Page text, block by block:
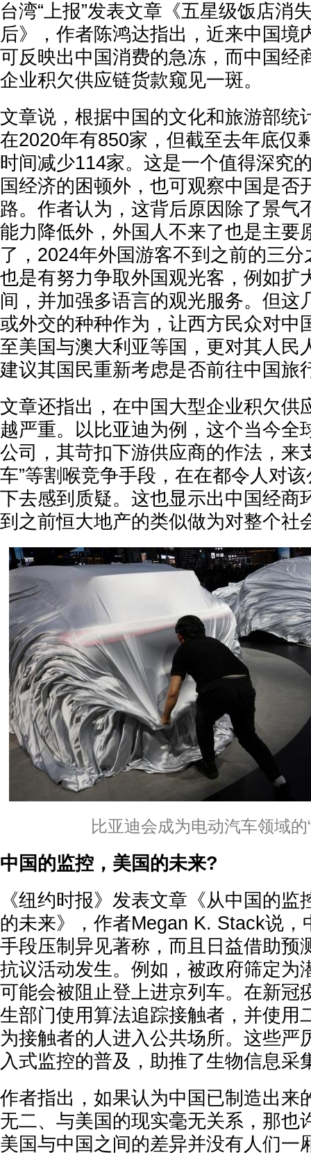
台湾“上报”发表文章《五星级饭店消
后》，作者陈鸿达指出，近来中国境
可反映出中国消费的急冻，而中国经
企业积欠供应链货款窥见一斑。
文章说，根据中国的文化和旅游部统
在2020年有850家，但截至去年底仅
时间减少114家。这是一个值得深究
国经济的困顿外，也可观察中国是否
路。作者认为，这背后原因除了景气
能力降低外，外国人不来了也是主要
了，2024年外国游客不到之前的三
也是有努力争取外国观光客，例如扩
间，并加强多语言的观光服务。但这
或外交的种种作为，让西方民众对中
至美国与澳大利亚等国，更对其人民
建议其国民重新考虑是否前往中国旅
文章还指出，在中国大型企业积欠供
越严重。以比亚迪为例，这个当今全
公司，其苛扣下游供应商的作法，来
车”等割喉竞争手段，在在都令人对
下去感到质疑。这也显示出中国经商
到之前恒大地产的类似做为对整个社
比亚迪会成为电动汽车领域的
中国的监控，美国的未来?
《纽约时报》发表文章《从中国的
的未来》，作者Megan K. Stack说，
手段压制异见著称，而且日益借助预
抗议活动发生。例如，被政府筛定为
可能会被阻止登上进京列车。在新冠
生部门使用算法追踪接触者，并使用
为接触者的人进入公共场所。这些严
入式监控的普及，助推了生物信息采
作者指出，如果认为中国已制造出来
无二、与美国的现实毫无关系，那也
美国与中国之间的差异并没有人们一